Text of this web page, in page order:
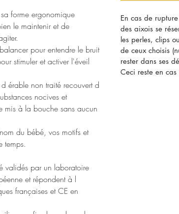
forme ergonomique
le maintenir et de
pour entendre le bruit
stimuler et activer l'éveil
érable non traité recouvert d
nocives et
mis à la bouche sans aucun
du bébé, vos motifs et
temps.
validés par un laboratoire
et répondent à l
françaises et CE en
En cas de
des aixois se
les perles, clips
de ceux choisis
rester dans ses
Ceci reste en